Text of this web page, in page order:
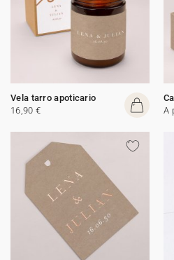
Vela tarro apoticario
16,90 €
A